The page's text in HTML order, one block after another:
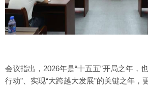
会议指出，2026年是“十五五”开局之年，
行动”、实现“大跨越大发展”的关键之年，